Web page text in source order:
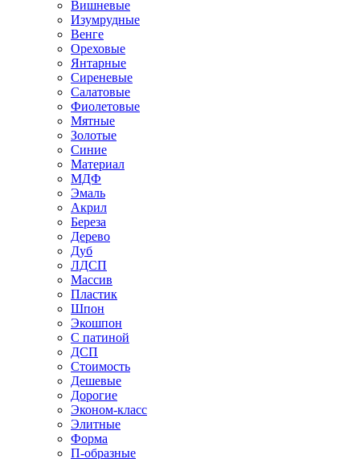
Вишневые
Изумрудные
Венге
Ореховые
Янтарные
Сиреневые
Салатовые
Фиолетовые
Мятные
Золотые
Синие
Материал
МДФ
Эмаль
Акрил
Береза
Дерево
Дуб
ЛДСП
Массив
Пластик
Шпон
Экошпон
С патиной
ДСП
Стоимость
Дешевые
Дорогие
Эконом-класс
Элитные
Форма
П-образные